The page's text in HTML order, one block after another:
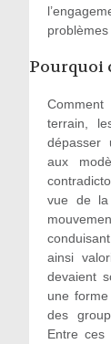
problèmes
Pourquoi
terrain,
dépasser
aux
vue de la
ainsi
devaient
une
des
Entre ces